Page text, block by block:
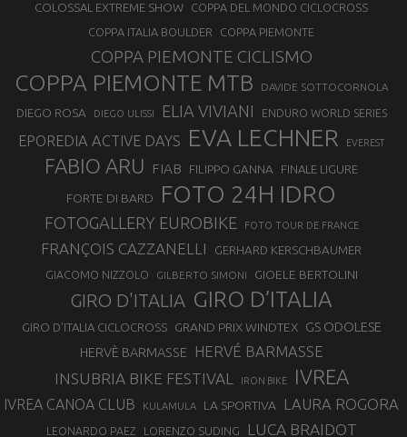
COLOSSAL EXTREME SHOW
COPPA DEL MONDO CICLOCROSS
COPPA ITALIA BOULDER
COPPA PIEMONTE
COPPA PIEMONTE CICLISMO
COPPA PIEMONTE MTB DAVIDE SOTTOCORNOLA
DIEGO ROSA DIEGO ULISSI ELIA VIVIANI ENDURO WORLD SERIES
EPOREDIA ACTIVE DAYS EVA LECHNER EVEREST
FABIO ARU FIAB FILIPPO GANNA FINALE LIGURE
FORTE DI BARD FOTO 24H IDRO
FOTOGALLERY EUROBIKE FOTO TOUR DE FRANCE
FRANÇOIS CAZZANELLI GERHARD KERSCHBAUMER
GIACOMO NIZZOLO GILBERTO SIMONI GIOELE BERTOLINI
GIRO D'ITALIA GIRO D’ITALIA
GIRO D’ITALIA CICLOCROSS GRAND PRIX WINDTEX GS ODOLESE
HERVÈ BARMASSE
HERVÉ BARMASSE
INSUBRIA BIKE FESTIVAL
IRON BIKE IVREA
IVREA CANOA CLUB KULAMULA LA SPORTIVA LAURA ROGORA
LEONARDO PAEZ LORENZO SUDING LUCA BRAIDOT